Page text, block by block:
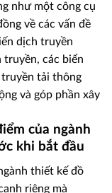
như một công cụ
về các vấn đề
dịch truyền
truyền, các biển
tải thông
và góp phần xây
của ngành
khi bắt đầu
thiết kế đồ
riêng mà